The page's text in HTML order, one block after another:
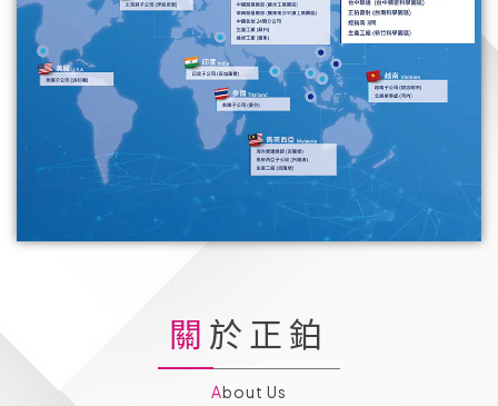
關於正鉑
About Us